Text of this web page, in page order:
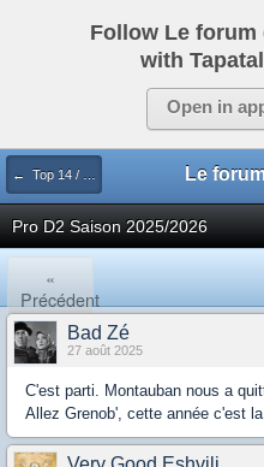
Follow Le forum
with
Open in
← Top 14 / Pro D2
Pro D2 Saison 2025/2026
«
Précédent
Bad Zé
27 août 2025
C'est parti. Montauban nous a
Allez Grenob', cette année c'est